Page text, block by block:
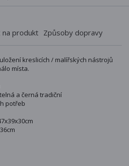
na produkt Způsoby dopravy
kreslicích / malířských nástrojů
místa.
a černá tradiční
potřeb